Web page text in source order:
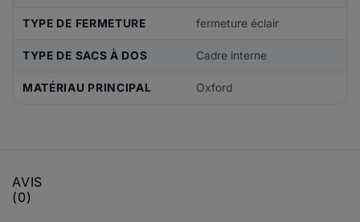
TYPE DE FERMETURE fermeture éclair
TYPE DE SACS À DOS Cadre interne
MATÉRIAU PRINCIPAL Oxford
AVIS
(0)